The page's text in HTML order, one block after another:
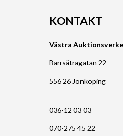
KONTAKT
Västra
Barrsätragatan 22
556 26 Jönköping
036-12 03 03
070-275 45 22